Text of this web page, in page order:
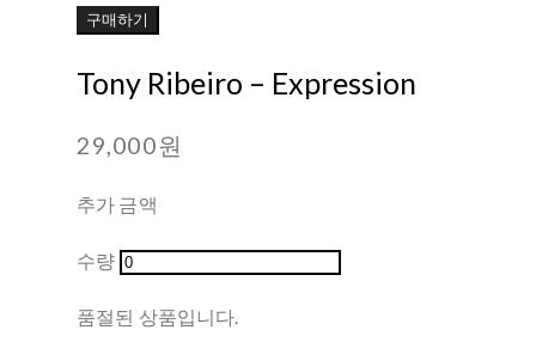
구매하기
Tony Ribeiro ‎– Expression
29,000원
추가 금액
수량
품절된 상품입니다.